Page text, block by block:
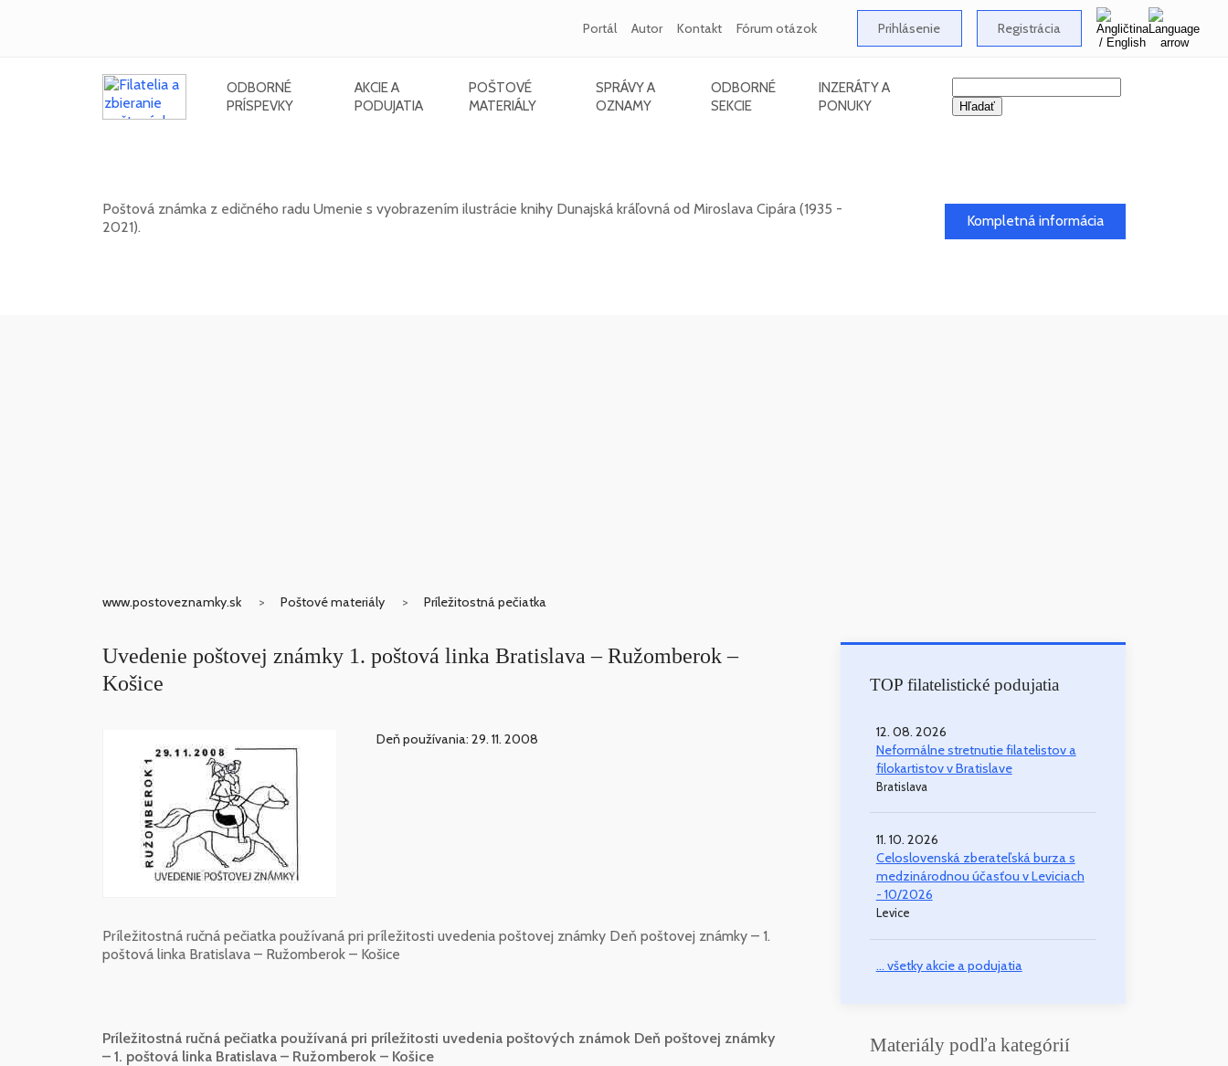
Portál Autor Kontakt Fórum otázok Prihlásenie Registrácia
ODBORNÉ
PRÍSPEVKY
AKCIE A
PODUJATIA
POŠTOVÉ
MATERIÁLY
SPRÁVY A
OZNAMY
ODBORNÉ
SEKCIE
INZERÁTY A
PONUKY
Poštová známka z edičného radu Umenie s vyobrazením ilustrácie knihy Dunajská kráľovná od Miroslava Cipára (1935 -
2021).
Kompletná informácia
www.postoveznamky.sk Poštové materiály Príležitostná pečiatka
Uvedenie poštovej známky 1. poštová linka Bratislava – Ružomberok –
Košice
Deň používania: 29. 11. 2008
Príležitostná ručná pečiatka používaná pri príležitosti uvedenia poštovej známky Deň poštovej známky – 1.
poštová linka Bratislava – Ružomberok – Košice
Príležitostná ručná pečiatka používaná pri príležitosti uvedenia poštových známok Deň poštovej známky
– 1. poštová linka Bratislava – Ružomberok – Košice
TOP filatelistické podujatia
12. 08. 2026
Neformálne stretnutie filatelistov a
filokartistov v Bratislave
Bratislava
11. 10. 2026
Celoslovenská zberateľská burza s
medzinárodnou účasťou v Leviciach
- 10/2026
Levice
... všetky akcie a podujatia
Materiály podľa kategórií